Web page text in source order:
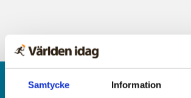
Samtycke Information